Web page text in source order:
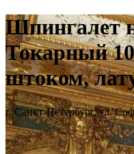
Шпингалет
Токарный
штоком,
г. Санкт-Петербург, ул.